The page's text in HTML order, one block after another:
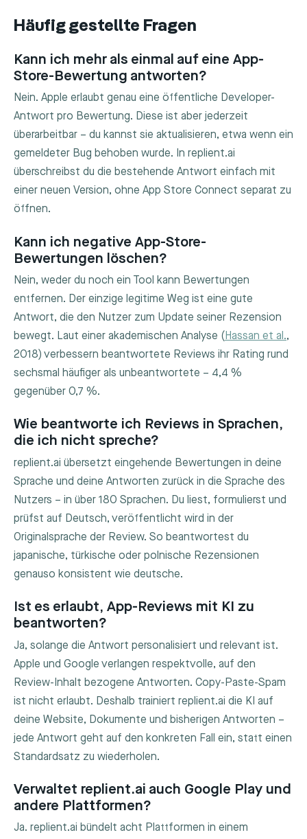
Häufig gestellte Fragen
Kann ich mehr als einmal auf eine App-
Store-Bewertung antworten?
Nein. Apple erlaubt genau eine öffentliche Developer-
Antwort pro Bewertung. Diese ist aber jederzeit
überarbeitbar – du kannst sie aktualisieren, etwa wenn ein
gemeldeter Bug behoben wurde. In replient.ai
überschreibst du die bestehende Antwort einfach mit
einer neuen Version, ohne App Store Connect separat zu
öffnen.
Kann ich negative App-Store-
Bewertungen löschen?
Nein, weder du noch ein Tool kann Bewertungen
entfernen. Der einzige legitime Weg ist eine gute
Antwort, die den Nutzer zum Update seiner Rezension
bewegt. Laut einer akademischen Analyse (Hassan et al.,
2018) verbessern beantwortete Reviews ihr Rating rund
sechsmal häufiger als unbeantwortete – 4,4 %
gegenüber 0,7 %.
Wie beantworte ich Reviews in Sprachen,
die ich nicht spreche?
replient.ai übersetzt eingehende Bewertungen in deine
Sprache und deine Antworten zurück in die Sprache des
Nutzers – in über 180 Sprachen. Du liest, formulierst und
prüfst auf Deutsch, veröffentlicht wird in der
Originalsprache der Review. So beantwortest du
japanische, türkische oder polnische Rezensionen
genauso konsistent wie deutsche.
Ist es erlaubt, App-Reviews mit KI zu
beantworten?
Ja, solange die Antwort personalisiert und relevant ist.
Apple und Google verlangen respektvolle, auf den
Review-Inhalt bezogene Antworten. Copy-Paste-Spam
ist nicht erlaubt. Deshalb trainiert replient.ai die KI auf
deine Website, Dokumente und bisherigen Antworten –
jede Antwort geht auf den konkreten Fall ein, statt einen
Standardsatz zu wiederholen.
Verwaltet replient.ai auch Google Play und
andere Plattformen?
Ja. replient.ai bündelt acht Plattformen in einem